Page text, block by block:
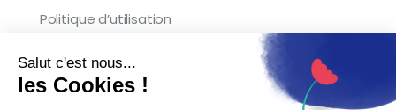
Salut c'est nous...
les Cookies !
Politique d’utilisation
Copyright © 2026 Kocliko. Tous droits